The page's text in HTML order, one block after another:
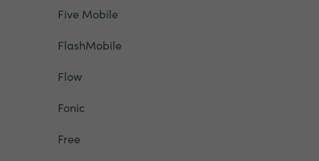
Five Mobile
FlashMobile
Flow
Fonic
Free